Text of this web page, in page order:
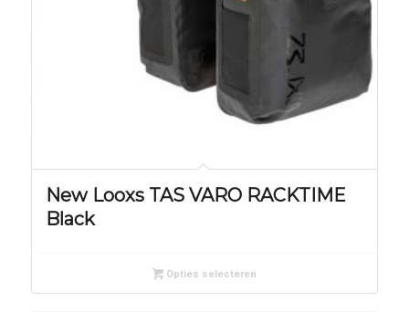
New Looxs TAS VARO RACKTIME
Black
Opties selecteren